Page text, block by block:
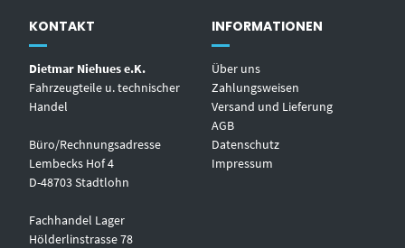
KONTAKT
Dietmar Niehues e.K.
Fahrzeugteile u. technischer
Handel
Büro/Rechnungsadresse
Lembecks Hof 4
D-48703 Stadtlohn
Fachhandel Lager
Hölderlinstrasse 78
INFORMATIONEN
Über uns
Zahlungsweisen
Versand und Lieferung
AGB
Datenschutz
Impressum